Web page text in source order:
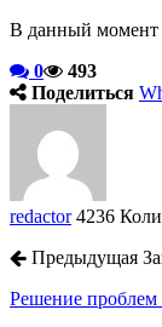
В данный момент
0
493
Поделиться
redactor 4236
Предыдущая
Решение проблем